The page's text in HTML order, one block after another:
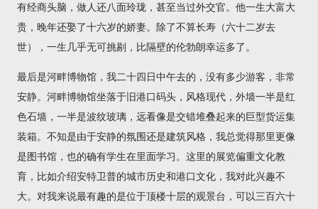
有经商头脑，做人还八面玲珑，甚至当过外交官。他一生大富大
贵，晚年还娶了十六岁的娇妻。除了不算长寿（六十二岁去
世），一生几乎无可挑剔，比隔壁的伦勃朗幸运多了。
最后是河畔博物馆，我二十四日中午去的，没有多少游客，非常
安静。河畔博物馆坐落于旧港口码头，风格现代，外墙一半是红
色石墙，一半是波纹玻璃，远看像是交错堆叠起来的巨型货运集
装箱。不知是由于安静的氛围还是建筑风格，我总觉得那里更像
是图书馆，也的确有学生在里面学习。这里的展览偏重文化教
育，比如介绍安特卫普的城市历史和港口文化，我对此兴趣不
大。对我来说最有趣的是位于顶楼十层的观景台，可以三百六十